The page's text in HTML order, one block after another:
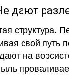
дают
структура.
свой
на